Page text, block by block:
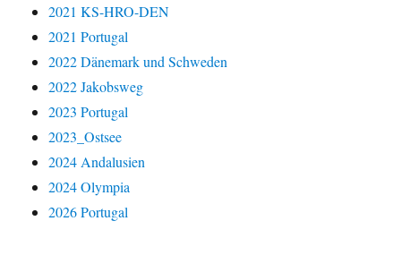
2021 KS-HRO-DEN
2021 Portugal
2022 Dänemark und Schweden
2022 Jakobsweg
2023 Portugal
2023_Ostsee
2024 Andalusien
2024 Olympia
2026 Portugal